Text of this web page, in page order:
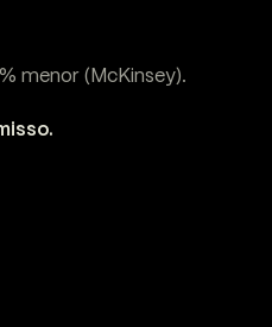
menor (McKinsey).